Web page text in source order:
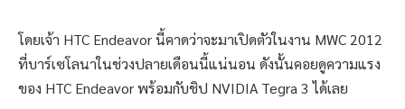
โดยเจ้า HTC Endeavor นี้คาดว่าจะมาเปิดตัวในงาน MWC 2012
ที่บาร์เซโลนาในช่วงปลายเดือนนี้แน่นอน ดังนั้นคอยดูความแรง
ของ HTC Endeavor พร้อมกับชิป NVIDIA Tegra 3 ได้เลย